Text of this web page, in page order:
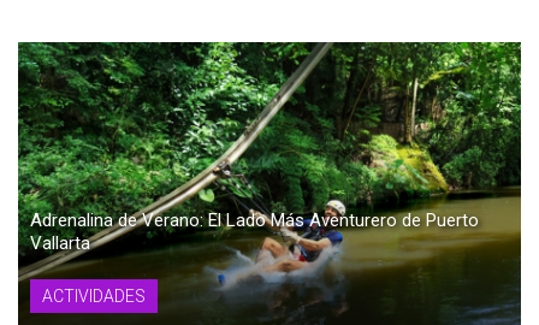
Adrenalina de Verano: El Lado Más Aventurero de Puerto
Vallarta
ACTIVIDADES